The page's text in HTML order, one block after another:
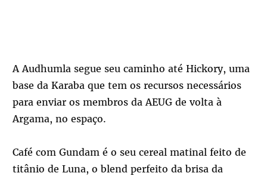
A Audhumla segue seu caminho até Hickory, uma
base da Karaba que tem os recursos necessários
para enviar os membros da AEUG de volta à
Argama, no espaço.
Café com Gundam é o seu cereal matinal feito de
titânio de Luna, o blend perfeito da brisa da